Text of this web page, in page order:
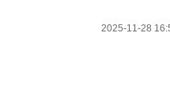
2025-11-28